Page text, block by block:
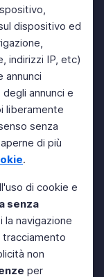
dispositivo ed
indirizzi IP, etc)
annunci
annunci e
liberamente
senza
di più
.
di cookie e
senza
la navigazione
tracciamento
non
per